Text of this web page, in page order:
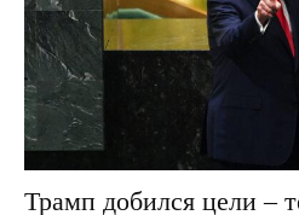
Трамп добился цели –